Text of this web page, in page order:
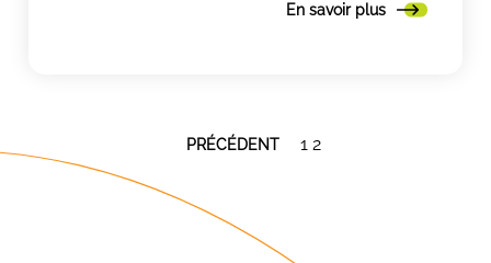
En savoir plus
Pagination
des
publications
PRÉCÉDENT 1 2